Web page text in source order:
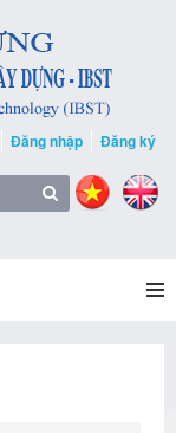
Đăng nhập Đăng ký